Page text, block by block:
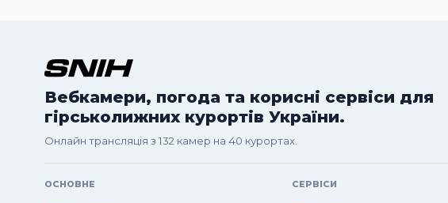
Вебкамери, погода та корисні сервіси для
гірськолижних курортів України.
Онлайн трансляція з 132 камер на 40 курортах.
ОСНОВНЕ СЕРВІСИ